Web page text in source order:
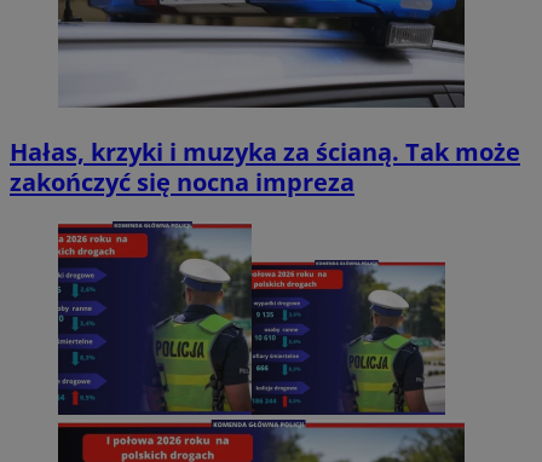
Hałas, krzyki i muzyka za ścianą. Tak może
zakończyć się nocna impreza